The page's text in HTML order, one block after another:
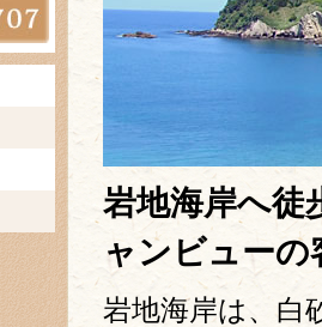
岩地海岸へ
ャンビュー
岩地海岸は、白